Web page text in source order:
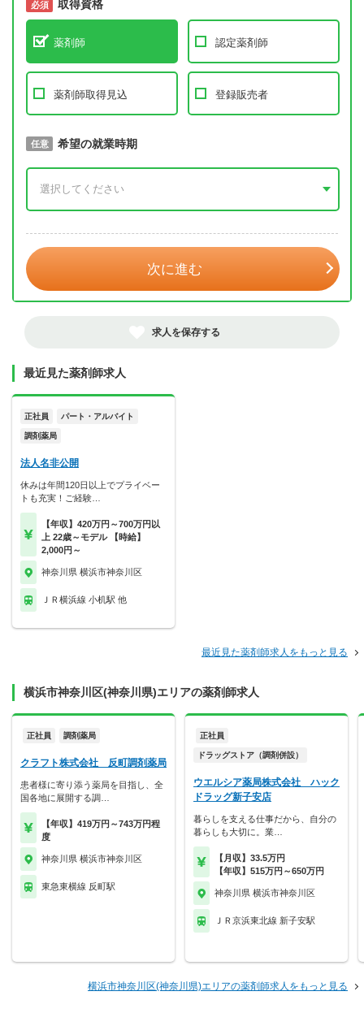
必須 取得資格
薬剤師 認定薬剤師
薬剤師取得見込 登録販売者
必須 取得予定年
任意 希望の就業時期
次に進む
求人を保存する
最近見た薬剤師求人
正社員 パート・アルバイト
調剤薬局
法人名非公開
休みは年間120日以上でプライベー
トも充実！ご経験…
【年収】420万円～700万円以
上 22歳～モデル 【時給】
2,000円～
神奈川県 横浜市神奈川区
ＪＲ横浜線 小机駅 他
最近見た薬剤師求人をもっと見る
横浜市神奈川区(神奈川県)エリアの薬剤師求人
正社員 調剤薬局
クラフト株式会社 反町調剤薬局
患者様に寄り添う薬局を目指し、全
国各地に展開する調…
【年収】419万円～743万円程
度
神奈川県 横浜市神奈川区
東急東横線 反町駅
正社員
ドラッグストア（調剤併設）
ウエルシア薬局株式会社 ハック
ドラッグ新子安店
暮らしを支える仕事だから、自分の
暮らしも大切に。業…
【月収】33.5万円
【年収】515万円～650万円
神奈川県 横浜市神奈川区
ＪＲ京浜東北線 新子安駅
横浜市神奈川区(神奈川県)エリアの薬剤師求人をもっと見る